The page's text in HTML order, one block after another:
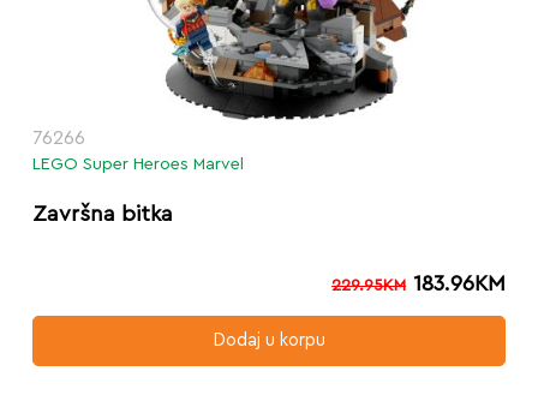
76266
LEGO Super Heroes Marvel
Završna bitka
229.95KM 183.96KM
Dodaj u korpu